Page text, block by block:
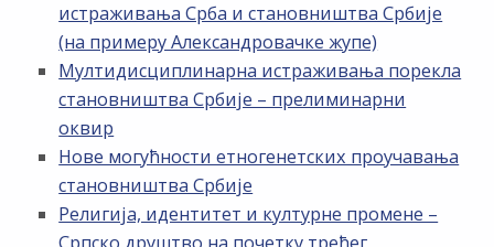
истраживања Срба и становништва Србије
(на примеру Александровачке жупе)
Мултидисциплинарна истраживања порекла
становништва Србије – прелиминарни
оквир
Нове могућности етногенетских проучавања
становништва Србије
Религија, идентитет и културне промене –